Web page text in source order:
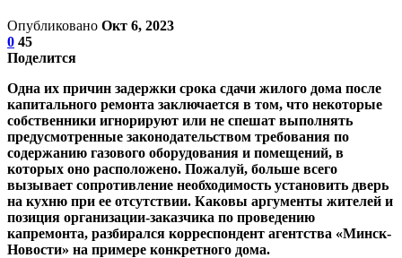
Опубликовано Окт 6, 2023
0 45
Поделится
Одна их причин задержки срока сдачи жилого дома после
капитального ремонта заключается в том, что некоторые
собственники игнорируют или не спешат выполнять
предусмотренные законодательством требования по
содержанию газового оборудования и помещений, в
которых оно расположено. Пожалуй, больше всего
вызывает сопротивление необходимость установить дверь
на кухню при ее отсутствии. Каковы аргументы жителей и
позиция организации-заказчика по проведению
капремонта, разбирался корреспондент агентства «Минск-
Новости» на примере конкретного дома.